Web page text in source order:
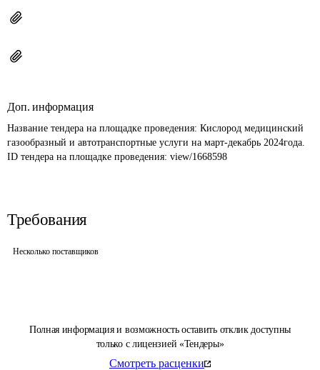
Полная информация и возможность оставить отклик доступны
только с лицензией «Тендеры»
Смотреть расценки
Доп. информация
Название тендера на площадке проведения: Кислород медицинский
газообразный и автотранспортные услуги на март-декабрь 2024года.
ID тендера на площадке проведения: view/1668598
Требования
Несколько поставщиков